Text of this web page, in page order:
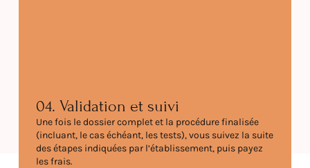
04. Validation et suivi
Une fois le dossier complet et la procédure finalisée
(incluant, le cas échéant, les tests), vous suivez la suite
des étapes indiquées par l’établissement, puis payez
les frais.